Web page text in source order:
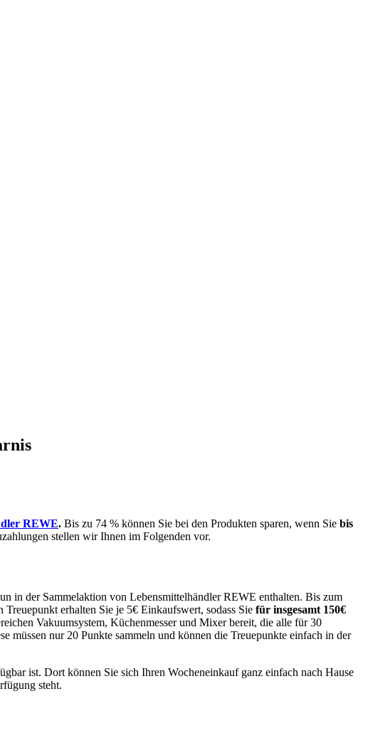
REWE. Bis zu 74 % können Sie bei den Produkten sparen, wenn Sie bis
stellen wir Ihnen im Folgenden vor.
in der Sammelaktion von Lebensmittelhändler REWE enthalten. Bis zum
Treuepunkt erhalten Sie je 5€ Einkaufswert, sodass Sie für insgesamt 150€
Vakuumsystem, Küchenmesser und Mixer bereit, die alle für 30
müssen nur 20 Punkte sammeln und können die Treuepunkte einfach in der
ist. Dort können Sie sich Ihren Wocheneinkauf ganz einfach nach Hause
steht.